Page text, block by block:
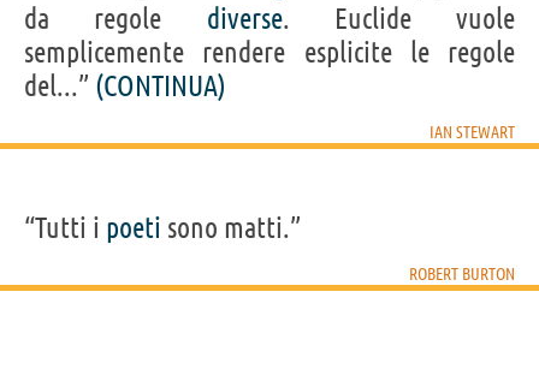
da regole diverse. Euclide vuole
semplicemente rendere esplicite le regole
del...” (CONTINUA)
IAN STEWART
“Tutti i poeti sono matti.”
ROBERT BURTON